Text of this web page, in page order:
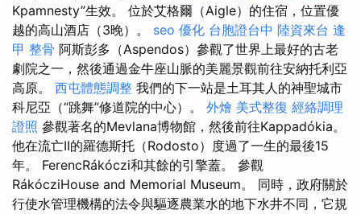
Kpamnesty”生效。 位於艾格爾（Aigle）的住宿，位置優
越的高山酒店（3晚）。 seo 優化 台胞證台中 陸資來台 逢
甲 整骨 阿斯彭多（Aspendos）參觀了世界上最好的古老
劇院之一，然後通過金牛座山脈的美麗景觀前往安納托利亞
高原。 西屯體態調整 我們的下一站是土耳其人的神聖城市
科尼亞（“跳舞”修道院的中心）。 外燴 美式整復 經絡調理
證照 參觀著名的Mevlana博物館，然後前往Kappadókia。
他在流亡II的羅德斯托（Rodosto）度過了一生的最後15
年。 FerencRákóczi和其餘的引擎蓋。 參觀
RákócziHouse and Memorial Museum。 同時，政府關於
行使水管理機構的法令與驅逐農業水的地下水井不同，它規